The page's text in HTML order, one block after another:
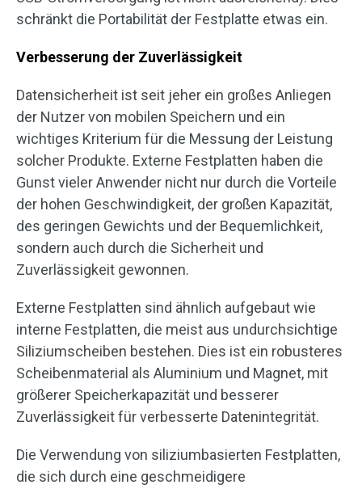
schränkt die Portabilität der Festplatte etwas ein.
Verbesserung der Zuverlässigkeit
Datensicherheit ist seit jeher ein großes Anliegen
der Nutzer von mobilen Speichern und ein
wichtiges Kriterium für die Messung der Leistung
solcher Produkte. Externe Festplatten haben die
Gunst vieler Anwender nicht nur durch die Vorteile
der hohen Geschwindigkeit, der großen Kapazität,
des geringen Gewichts und der Bequemlichkeit,
sondern auch durch die Sicherheit und
Zuverlässigkeit gewonnen.
Externe Festplatten sind ähnlich aufgebaut wie
interne Festplatten, die meist aus undurchsichtige
Siliziumscheiben bestehen. Dies ist ein robusteres
Scheibenmaterial als Aluminium und Magnet, mit
größerer Speicherkapazität und besserer
Zuverlässigkeit für verbesserte Datenintegrität.
Die Verwendung von siliziumbasierten Festplatten,
die sich durch eine geschmeidigere